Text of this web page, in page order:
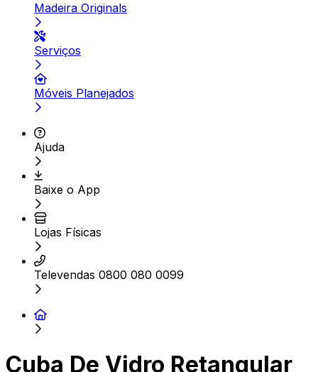
Madeira Originals
Serviços
Móveis Planejados
Ajuda
Baixe o App
Lojas Físicas
Televendas 0800 080 0099
Cuba De Vidro Retangular